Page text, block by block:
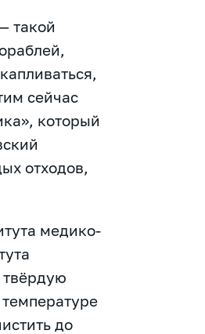
такой
сейчас
который
отходов,
медико-
до